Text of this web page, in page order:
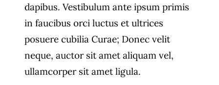
dapibus. Vestibulum ante ipsum primis
in faucibus orci luctus et ultrices
posuere cubilia Curae; Donec velit
neque, auctor sit amet aliquam vel,
ullamcorper sit amet ligula.